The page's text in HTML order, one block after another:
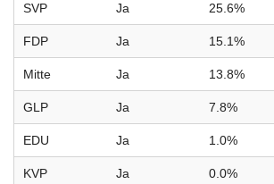
SVP Ja 25.6%
FDP Ja 15.1%
Mitte Ja 13.8%
GLP Ja 7.8%
EDU Ja 1.0%
KVP Ja 0.0%